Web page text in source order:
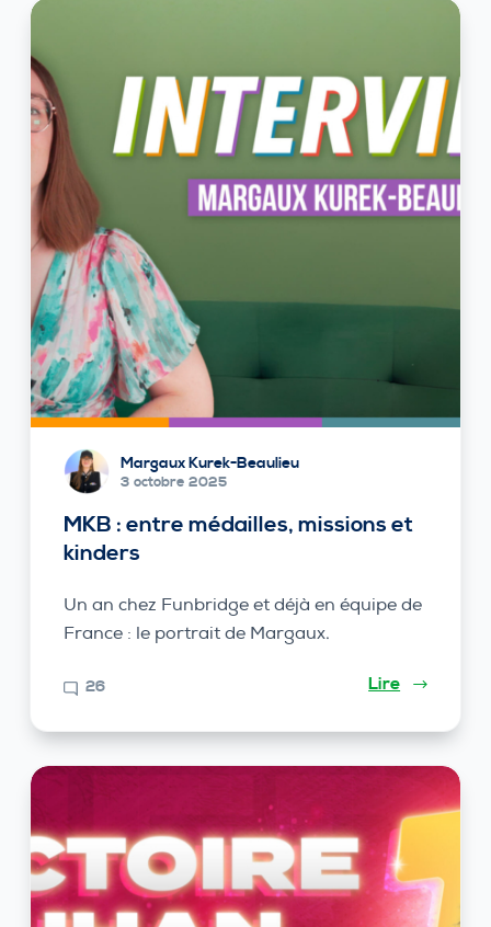
Margaux Kurek-Beaulieu
3 octobre 2025
MKB : entre médailles, missions et
kinders
Un an chez Funbridge et déjà en équipe de
France : le portrait de Margaux.
26 Lire